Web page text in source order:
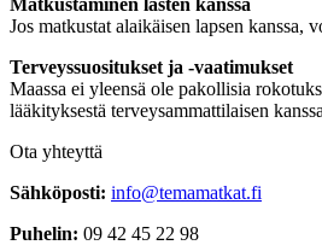
Jos matkustat alaikäisen lapsen kanssa,
Terveyssuositukset ja -vaatimukset
Maassa ei yleensä ole pakollisia
lääkityksestä terveysammattilaisen
Ota yhteyttä
Sähköposti: info@temamatkat.fi
Puhelin: 09 42 45 22 98